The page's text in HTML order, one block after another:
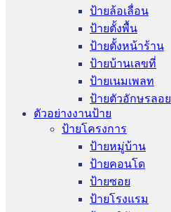
ป้ายล้อเลื่อน
ป้ายตั้งพื้น
ป้ายตั้งหน้าร้าน
ป้ายบ้านเลขที่
ป้ายเนมเพลท
ป้ายตัวอักษรลอย
ตัวอย่างงานป้าย
ป้ายโครงการ
ป้ายหมู่บ้าน
ป้ายคอนโด
ป้ายซอย
ป้ายโรงแรม